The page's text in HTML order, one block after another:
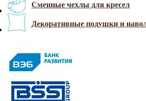
Сменные чехлы для кресел
Декоративные подушки и